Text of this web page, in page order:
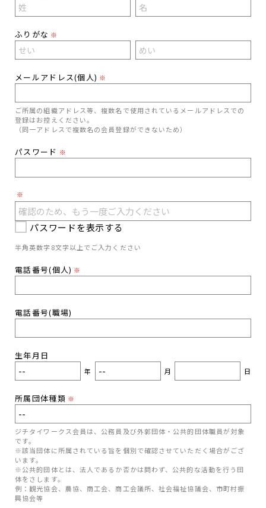
ふりがな ※
メールアドレス(個人) ※
ご所属の組織アドレス等、複数名で使用されているメールアドレスでの
登録はお控えください。
（同一アドレスで複数名の会員登録ができないため）
パスワード ※
※
パスワードを表示する
半角英数字8文字以上でご入力ください
電話番号(個人) ※
電話番号(職場)
生年月日
年 月 日
所属団体種類 ※
ジチタイワークス会員は、公務員及び外郭団体・公共的団体職員が対象
です。
※該当団体に所属されている旨を個別で確認させていただく場合がござ
います。
※公共的団体とは、法人であるか否かは問わず、公共的な活動を行う団
体をさします。
例：観光協会、農協、商工会、商工会議所、社会福祉協議会、市町村振
興協会等